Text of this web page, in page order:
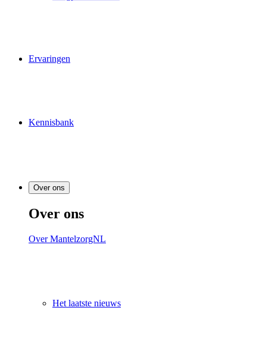
Ervaringen
Kennisbank
Over ons
Over ons
Over MantelzorgNL
Het laatste nieuws